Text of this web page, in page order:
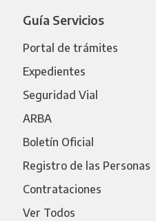
Guía Servicios
Portal de trámites
Expedientes
Seguridad Vial
ARBA
Boletín Oficial
Registro de las Personas
Contrataciones
Ver Todos